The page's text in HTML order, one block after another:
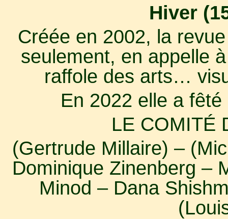
Hiver
Créée en 2002, la
seulement, en appelle
raffole des arts…
En 2022 elle a fêté
LE COMITÉ
(Gertrude Millaire) –
Dominique Zinenberg –
Minod – Dana